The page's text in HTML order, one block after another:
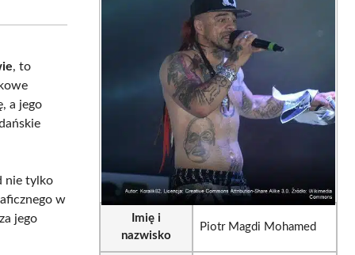
, to
a jego
nie tylko
w
jego
Imię i
nazwisko
Piotr Magdi Mohamed